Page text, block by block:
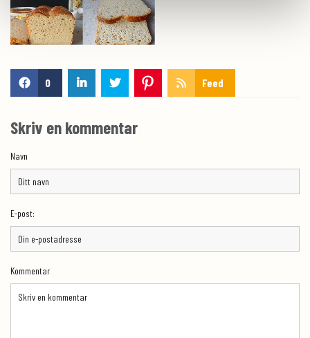
0 Feed
Skriv en kommentar
Navn
E-post:
Kommentar